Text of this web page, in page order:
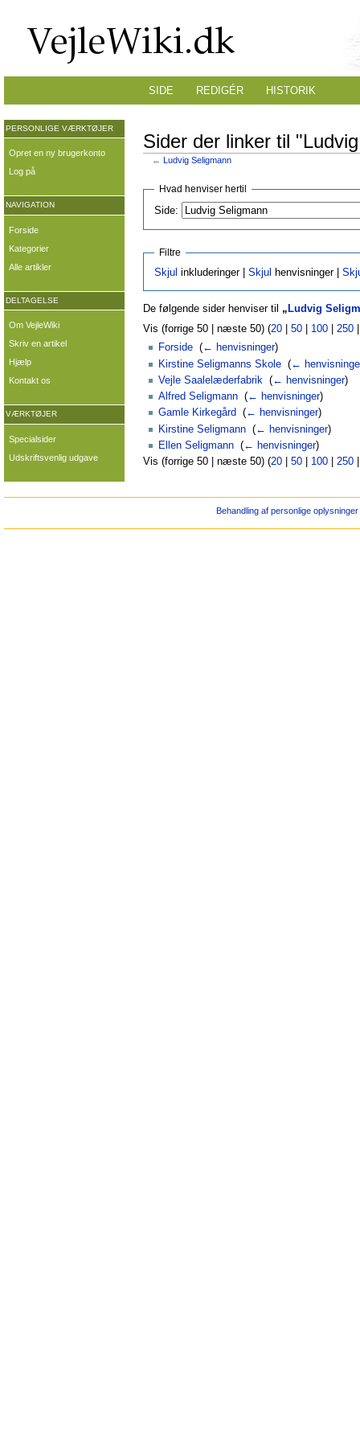
Sider der linker til
← Ludvig Seligmann
Hvad henviser hertil
Side:
Filtre
Skjul inkluderinger | Skjul henvisninger |
De følgende sider henviser til „ Ludvig
Vis (forrige 50 | næste 50) (20 50 100 250
Forside ‎(← henvisninger)
Kirstine Seligmanns Skole ‎(←
Vejle Saalelæderfabrik ‎(← henvisninger)
Alfred Seligmann ‎(← henvisninger)
Gamle Kirkegård ‎(← henvisninger)
Kirstine Seligmann ‎(← henvisninger)
Ellen Seligmann ‎(← henvisninger)
Vis (forrige 50 | næste 50) (20 50 100 250
SIDE REDIGÉR HISTORIK
PERSONLIGE VÆRKTØJER
Opret en ny brugerkonto
Log på
NAVIGATION
Forside
Kategorier
Alle artikler
DELTAGELSE
Om VejleWiki
Skriv en artikel
Hjælp
Kontakt os
VÆRKTØJER
Specialsider
Udskriftsvenlig udgave
Behandling af personlige oplysninger